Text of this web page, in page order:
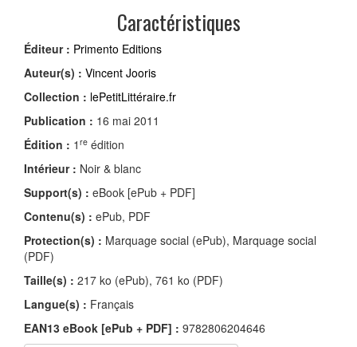
Caractéristiques
Éditeur : Primento Editions
Auteur(s) : Vincent Jooris
Collection : lePetitLittéraire.fr
Publication : 16 mai 2011
Édition : 1 re édition
Intérieur : Noir & blanc
Support(s) : eBook [ePub + PDF]
Contenu(s) : ePub, PDF
Protection(s) : Marquage social (ePub), Marquage social
(PDF)
Taille(s) : 217 ko (ePub), 761 ko (PDF)
Langue(s) : Français
EAN13 eBook [ePub + PDF] : 9782806204646